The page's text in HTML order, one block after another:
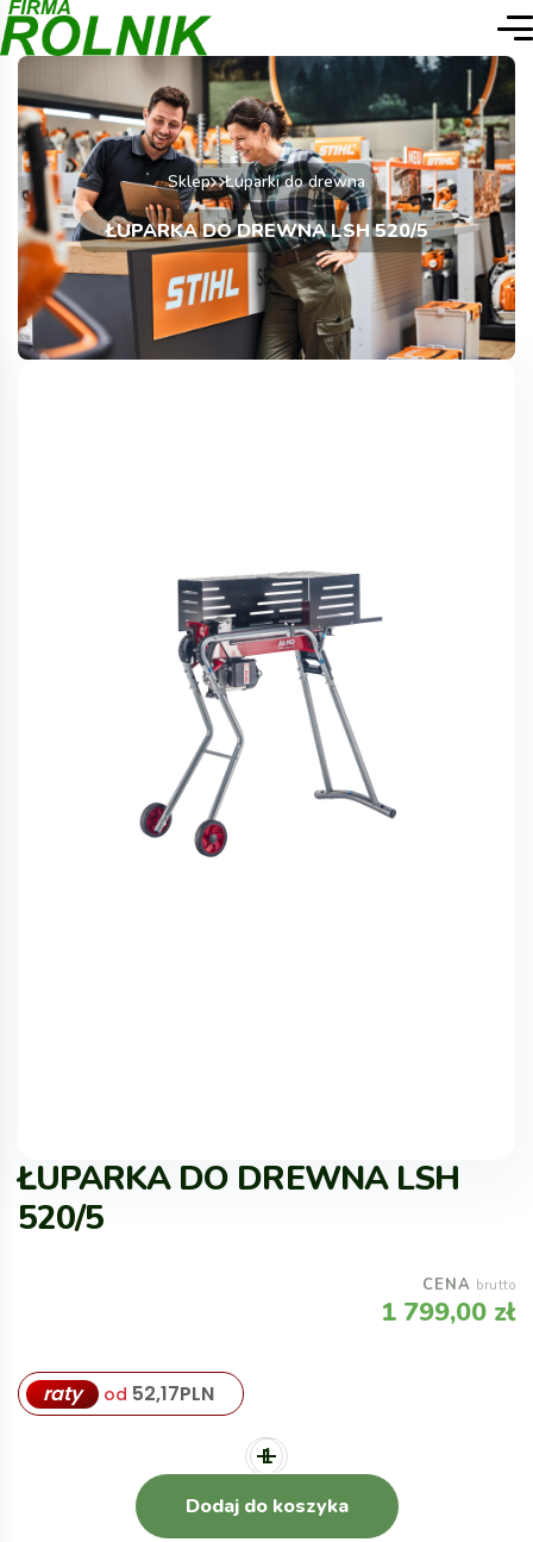
Sklep Łuparki do drewna
ŁUPARKA DO DREWNA LSH 520/5
ŁUPARKA DO DREWNA LSH
520/5
CENA brutto
1 799,00 zł
raty od 52,17PLN
Dodaj do koszyka